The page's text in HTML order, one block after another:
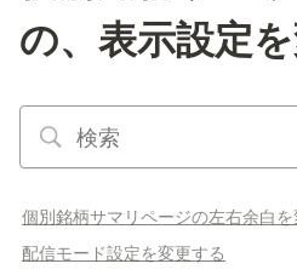
の、表示設定
個別銘柄サマリページの左右余白を
配信モード設定を変更する